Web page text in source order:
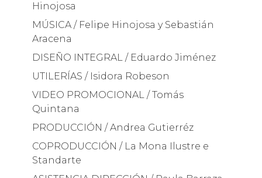
Hinojosa
MÚSICA / Felipe Hinojosa y Sebastián
Aracena
DISEÑO INTEGRAL / Eduardo Jiménez
UTILERÍAS / Isidora Robeson
VIDEO PROMOCIONAL / Tomás
Quintana
PRODUCCIÓN / Andrea Gutierréz
COPRODUCCIÓN / La Mona Ilustre e
Standarte